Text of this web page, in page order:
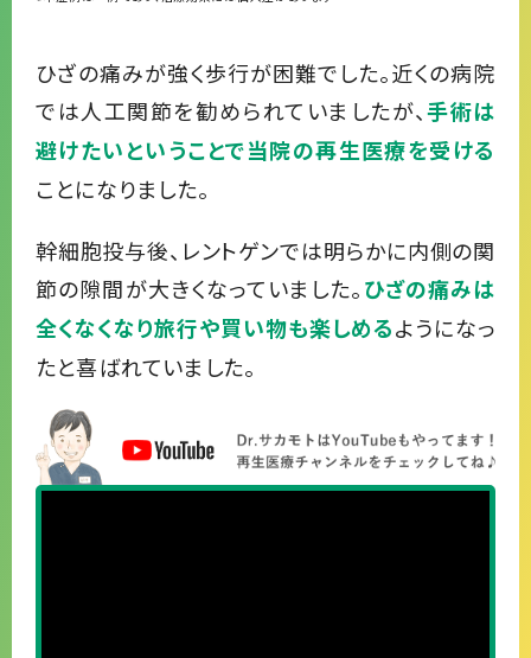
ひざの痛みが強く歩行が困難でした。近くの病院
では人工関節を勧められていましたが、手術は
避けたいということで当院の再生医療を受ける
ことになりました。
幹細胞投与後、レントゲンでは明らかに内側の関
節の隙間が大きくなっていました。ひざの痛みは
全くなくなり旅行や買い物も楽しめるようになっ
たと喜ばれていました。